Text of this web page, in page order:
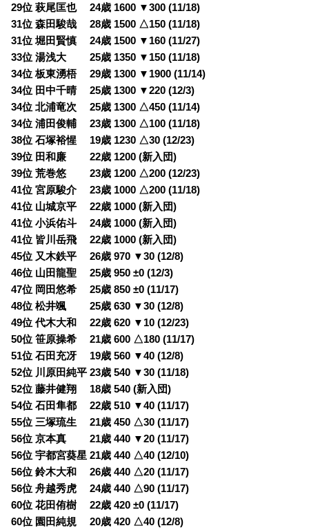
29位 萩尾匡也 24歳 1600 ▼300 (11/18)
31位 森田駿哉 28歳 1500 △150 (11/18)
31位 堀田賢慎 24歳 1500 ▼160 (11/27)
33位 湯浅大 25歳 1350 ▼150 (11/18)
34位 板東湧梧 29歳 1300 ▼1900 (11/14)
34位 田中千晴 25歳 1300 ▼220 (12/3)
34位 北浦竜次 25歳 1300 △450 (11/14)
34位 浦田俊輔 23歳 1300 △100 (11/18)
38位 石塚裕惺 19歳 1230 △30 (12/23)
39位 田和廉 22歳 1200 (新入団)
39位 荒巻悠 23歳 1200 △200 (12/23)
41位 宮原駿介 23歳 1000 △200 (11/18)
41位 山城京平 22歳 1000 (新入団)
41位 小浜佑斗 24歳 1000 (新入団)
41位 皆川岳飛 22歳 1000 (新入団)
45位 又木鉄平 26歳 970 ▼30 (12/8)
46位 山田龍聖 25歳 950 ±0 (12/3)
47位 岡田悠希 25歳 850 ±0 (11/17)
48位 松井颯 25歳 630 ▼30 (12/8)
49位 代木大和 22歳 620 ▼10 (12/23)
50位 笹原操希 21歳 600 △180 (11/17)
51位 石田充冴 19歳 560 ▼40 (12/8)
52位 川原田純平 23歳 540 ▼30 (11/18)
52位 藤井健翔 18歳 540 (新入団)
54位 石田隼都 22歳 510 ▼40 (11/17)
55位 三塚琉生 21歳 450 △30 (11/17)
56位 京本真 21歳 440 ▼20 (11/17)
56位 宇都宮葵星 21歳 440 △40 (12/10)
56位 鈴木大和 26歳 440 △20 (11/17)
56位 舟越秀虎 24歳 440 △90 (11/17)
60位 花田侑樹 22歳 420 ±0 (11/17)
60位 園田純規 20歳 420 △40 (12/8)